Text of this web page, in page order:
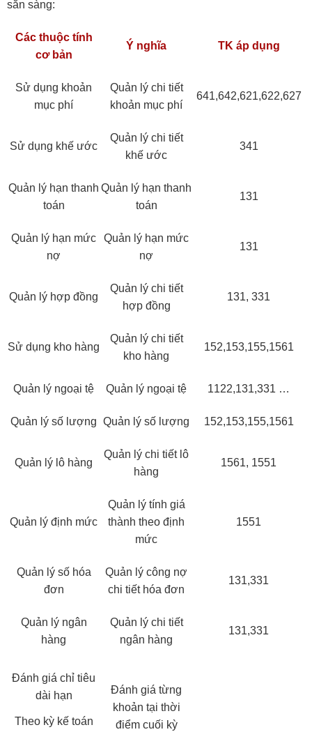
sẵn sàng:
Các thuộc tính
cơ bản
Ý nghĩa TK áp dụng
Sử dụng khoản
mục phí
Quản lý chi tiết
khoản mục phí
641,642,621,622,627
Sử dụng khế ước
Quản lý chi tiết
khế ước
341
Quản lý hạn thanh
toán
Quản lý hạn thanh
toán
131
Quản lý hạn mức
nợ
Quản lý hạn mức
nợ
131
Quản lý hợp đồng
Quản lý chi tiết
hợp đồng
131, 331
Sử dụng kho hàng
Quản lý chi tiết
kho hàng
152,153,155,1561
Quản lý ngoại tệ Quản lý ngoại tệ 1122,131,331 …
Quản lý số lượng Quản lý số lượng 152,153,155,1561
Quản lý lô hàng
Quản lý chi tiết lô
hàng
1561, 1551
Quản lý định mức
Quản lý tính giá
thành theo định
mức
1551
Quản lý số hóa
đơn
Quản lý công nợ
chi tiết hóa đơn
131,331
Quản lý ngân
hàng
Quản lý chi tiết
ngân hàng
131,331
Đánh giá chỉ tiêu
dài hạn
Theo kỳ kế toán
Đánh giá từng
khoản tại thời
điểm cuối kỳ